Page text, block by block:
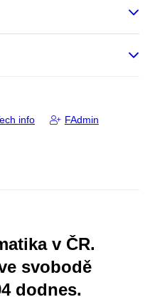
info FAdmin
v ČR.
svobodě
dodnes.